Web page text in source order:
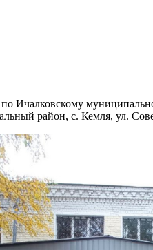
Ичалковскому
район, с. Кемля, ул.